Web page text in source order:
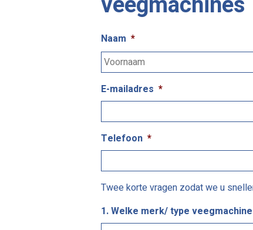
Naam *
E-mailadres *
Telefoon *
Twee korte vragen zodat we u
1. Welke merk/ type